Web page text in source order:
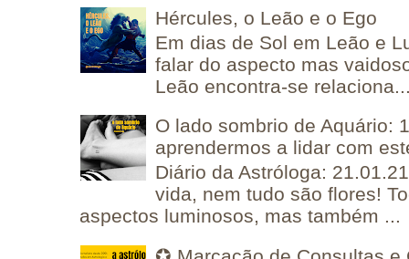
Hércules, o Leão e o Ego
Em dias de Sol em Leão e
falar do aspecto mas
Leão encontra-se
O lado sombrio de Aquário:
aprendermos a lidar com
Diário da Astróloga:
vida, nem tudo são flores!
aspectos luminosos, mas também ...